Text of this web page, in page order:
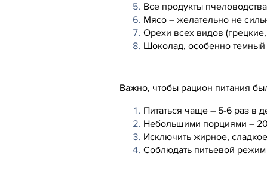
Все продукты
Мясо – желательно не
Орехи всех видов
Шоколад, особенно темный
Важно, чтобы рацион питания
Питаться чаще – 5-6 раз в
Небольшими порциями –
Исключить жирное,
Соблюдать питьевой